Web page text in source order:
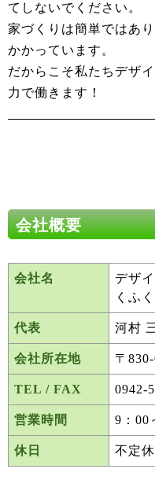
てしないでください。
家づくりは簡単ではあ
かかっています。
だからこそ私たちデザ
力で働きます！
会社概要
会社名
デザ
くふ
代表 河村
会社所在地 〒
TEL / FAX 0942-
営業時間 9：00
休日 不定休